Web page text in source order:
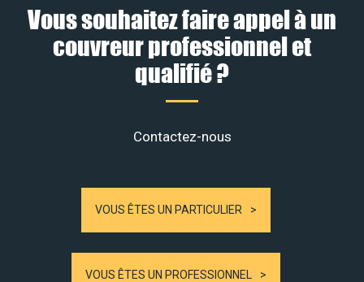
Vous souhaitez faire appel à un
couvreur professionnel et
qualifié ?
Contactez-nous
VOUS ÊTES UN PARTICULIER
VOUS ÊTES UN PROFESSIONNEL